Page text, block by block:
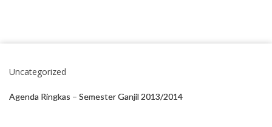
Uncategorized
Agenda Ringkas – Semester Ganjil 2013/2014